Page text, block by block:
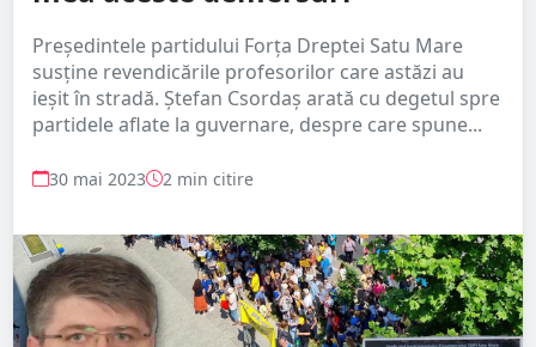
Președintele partidului Forța Dreptei Satu Mare
susține revendicările profesorilor care astăzi au
ieșit în stradă. Ștefan Csordaș arată cu degetul spre
partidele aflate la guvernare, despre care spune...
30 mai 2023 2 min citire